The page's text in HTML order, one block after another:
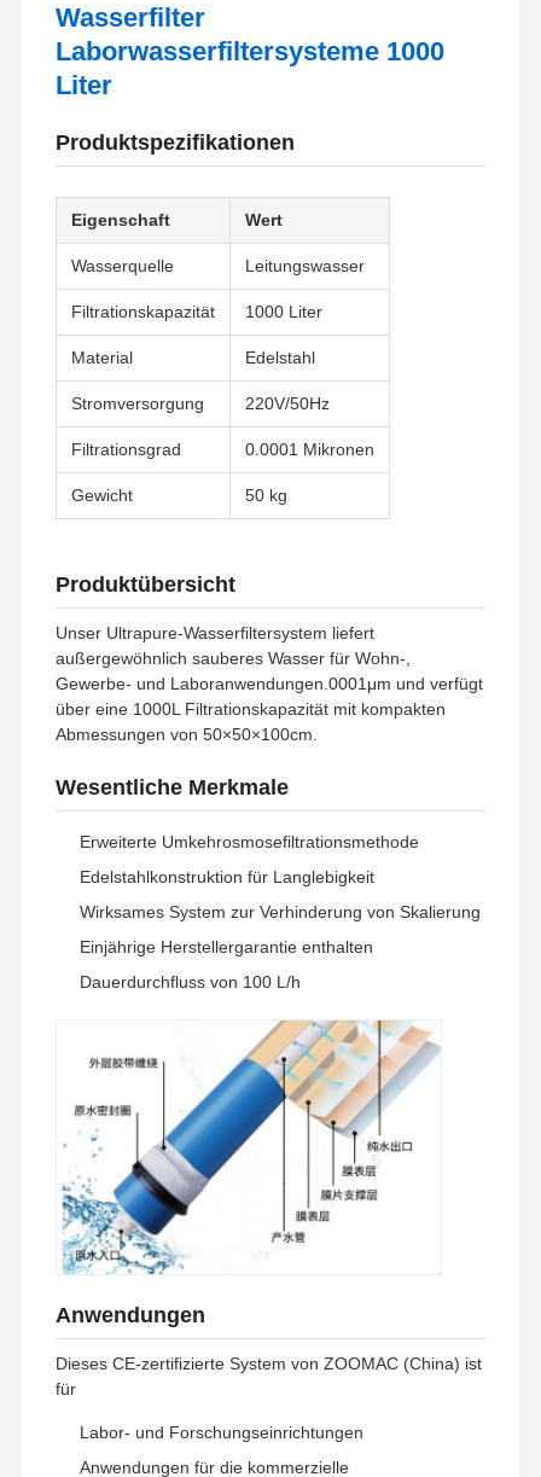
Zu Hause Produkte
Werksbesicht
Wasserfilter
Laborwasserfiltersysteme 1000
Liter
Produktspezifikationen
Eigenschaft Wert
Wasserquelle Leitungswasser
Filtrationskapazität 1000 Liter
Material Edelstahl
Stromversorgung 220V/50Hz
Filtrationsgrad 0.0001 Mikronen
Gewicht 50 kg
Produktübersicht
Unser Ultrapure-Wasserfiltersystem liefert
außergewöhnlich sauberes Wasser für Wohn-,
Gewerbe- und Laboranwendungen.0001μm und verfügt
über eine 1000L Filtrationskapazität mit kompakten
Abmessungen von 50×50×100cm.
Wesentliche Merkmale
Erweiterte Umkehrosmosefiltrationsmethode
Edelstahlkonstruktion für Langlebigkeit
Wirksames System zur Verhinderung von Skalierung
Einjährige Herstellergarantie enthalten
Dauerdurchfluss von 100 L/h
Anwendungen
Dieses CE-zertifizierte System von ZOOMAC (China) ist
für
Labor- und Forschungseinrichtungen
Anwendungen für die kommerzielle